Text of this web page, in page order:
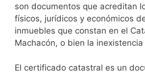
son documentos que acreditan
físicos, jurídicos y económicos
inmuebles que constan en el
Machacón, o bien la
El certificado catastral es un